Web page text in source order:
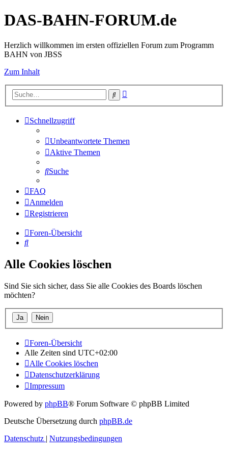
DAS-BAHN-FORUM.de
Herzlich willkommen im ersten offiziellen Forum zum Programm
BAHN von JBSS
Zum Inhalt
Suche
Schnellzugriff
Unbeantwortete Themen
Aktive Themen
Suche
FAQ
Anmelden
Registrieren
Foren-Übersicht
Suche
Alle Cookies löschen
Sind Sie sich sicher, dass Sie alle Cookies des Boards löschen
möchten?
Foren-Übersicht
Alle Zeiten sind UTC+02:00
Alle Cookies löschen
Datenschutzerklärung
Impressum
Powered by phpBB® Forum Software © phpBB Limited
Deutsche Übersetzung durch phpBB.de
Datenschutz | Nutzungsbedingungen